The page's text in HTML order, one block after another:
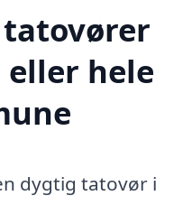
eller hele
dygtig tatovør i